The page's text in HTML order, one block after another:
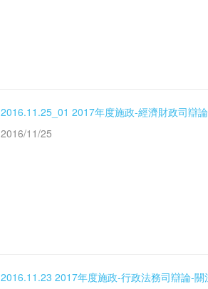
2016.11.25_01 2017年度施政-經濟財政司辯
2016/11/25
2016.11.23 2017年度施政-行政法務司辯論-關